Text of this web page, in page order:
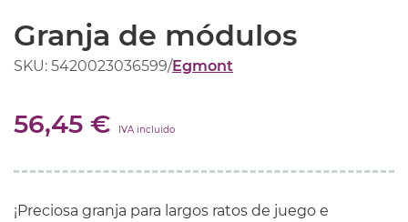
Granja de módulos
SKU: 5420023036599/Egmont
56,45 € IVA incluido
¡Preciosa granja para largos ratos de juego e